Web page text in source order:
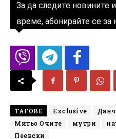
За да следите новините
време, абонирайте се за
ТАГОВЕ Exclusive
Митьо Очите
мутри
Пеевски